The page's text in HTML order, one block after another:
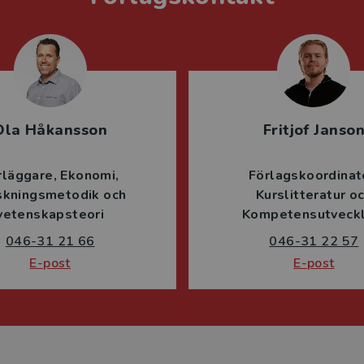
Håkansson
Ekonomi
och
046-31 21 66
E-post
Fritjof Janson
Kurslitteratur
046-31 22 57
E-post